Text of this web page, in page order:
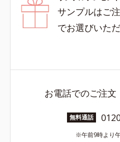
サンプルはご
でお選びいた
お電話でのご注
無料通話
午前9時より